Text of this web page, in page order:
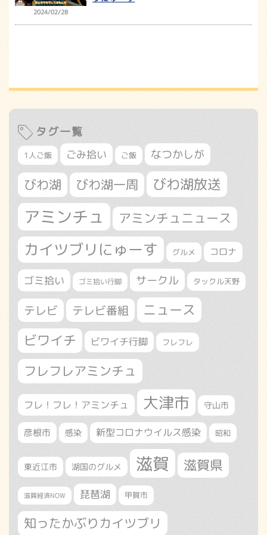
2024/02/28
タグ一覧
1人ご飯 ごみ拾い ご飯 なつかしが
びわ湖 びわ湖一周 びわ湖放送
アミンチュ アミンチュニュース
カイツブリにゅーす グルメ コロナ
ゴミ拾い ゴミ拾い行脚 サークル タックル天野
テレビ テレビ番組 ニュース
ビワイチ ビワイチ行脚 フレフレ
フレフレアミンチュ
フレ！フレ！アミンチュ 大津市 守山市
彦根市 感染 新型コロナウイルス感染 昭和
東近江市 湖国のグルメ 滋賀 滋賀県
滋賀経済NOW 琵琶湖 甲賀市
知ったかぶりカイツブリ